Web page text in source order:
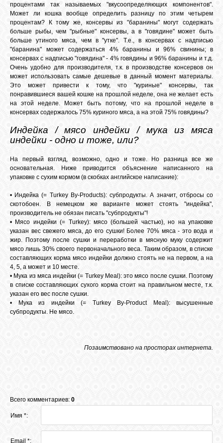
процентами так называемых "вкусоопределяющих компонентов".
Может ли кошка вообще определить разницу по этим четырем
процентам? К тому же, консервы из "баранины" могут содержать
больше рыбы, чем "рыбные" консервы, а в "говядине" может быть
больше утиного мяса, чем в "утке". Т.е., в консервах с надписью
"баранина" может содержаться 4% баранины и 96% свинины; в
консервах с надписью "говядина" - 4% говядины и 96% баранины и т.д.
Очень удобно для производителя, т.к. в производстве консервов он
может использовать самые дешевые в данный момент материалы.
Это может привести к тому, что "куриные" консервы, так
понравившиеся вашей кошке на прошлой неделе, она не желает есть
на этой неделе. Может быть потому, что на прошлой неделе в
консервах содержалось 75% куриного мяса, а на этой 75% говядины?
Индейка / мясо индейки / мука из мяса
индейки - одно и тоже, или?
На первый взгляд, возможно, одно и тоже. Но разница все же
основательная. Ниже приводится объяснение написанного на
упаковке с сухим кормом (в скобках английское написание):
• Индейка (= Turkey By-Products): субпродукты. А значит, отбросы со
скотобоен. В немецком же варианте может стоять "индейка",
производитель не обязан писать "субпродукты"!
• Мясо индейки (= Turkey): мясо (большей частью), но на упаковке
указан вес свежего мяса, до его сушки! Более 70% мяса - это вода и
жир. Поэтому после сушки и переработки в мясную муку содержит
мясо лишь 30% своего первоначального веса. Таким образом, в списке
составляющих корма мясо индейки должно стоять не на первом, а на
4, 5, а может и 10 месте.
• Мука из мяса индейки (= Turkey Meal): это мясо после сушки. Поэтому
в списке составляющих сухого корма стоит на правильном месте, т.к.
указан его вес после сушки.
• Мука из индейки (= Turkey By-Product Meal): высушенные
субпродукты. Не мясо.
Позаимствовано на просторах интернета.
Всего комментариев: 0
Имя *:
Email *: